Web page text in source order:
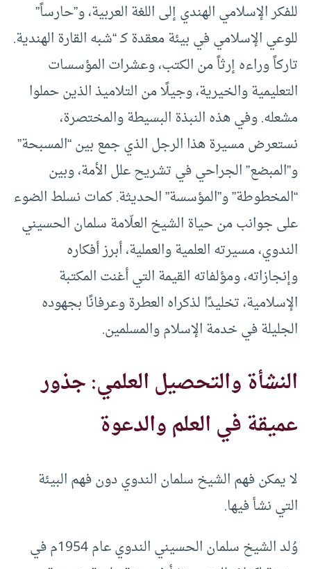
للفكر الإسلامي الهندي إلى اللغة العربية، و”حارساً”
للوعي الإسلامي في بيئة معقدة كـ “شبه القارة الهندية.
تاركاً وراءه إرثاً من الكتب، وعشرات المؤسسات
التعليمية والخيرية، وجيلًا من التلاميذ الذين حملوا
مشعله. وفي هذه النبذة البسيطة والمختصرة،
نستعرض مسيرة هذا الرجل الذي جمع بين “المسبحة”
و”المبضع” الجراحي في تشريح علل الأمة، وبين
“المخطوطة” و”المؤسسة” الحديثة. كمات نسلط الضوء
على جوانب من حياة الشيخ العلّامة سلمان الحسيني
الندوي، مسيرته العلمية والعملية، أبرز أفكاره
وإنجازاته، ومؤلفاته القيمة التي أغنت المكتبة
الإسلامية، تخليدًا لذكراه العطرة وعرفانًا بجهوده
الجليلة في خدمة الإسلام والمسلمين.
النشأة والتحصيل العلمي: جذور
عميقة في العلم والدعوة
لا يمكن فهم الشيخ سلمان الندوي دون فهم البيئة
التي نشأ فيها.
وُلد الشيخ سلمان الحسيني الندوي عام 1954م في